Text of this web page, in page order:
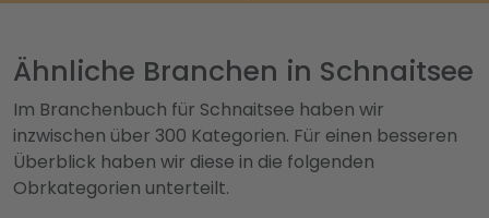
Ähnliche Branchen in Schnaitsee
Im Branchenbuch für Schnaitsee haben wir
inzwischen über 300 Kategorien. Für einen besseren
Überblick haben wir diese in die folgenden
Obrkategorien unterteilt.